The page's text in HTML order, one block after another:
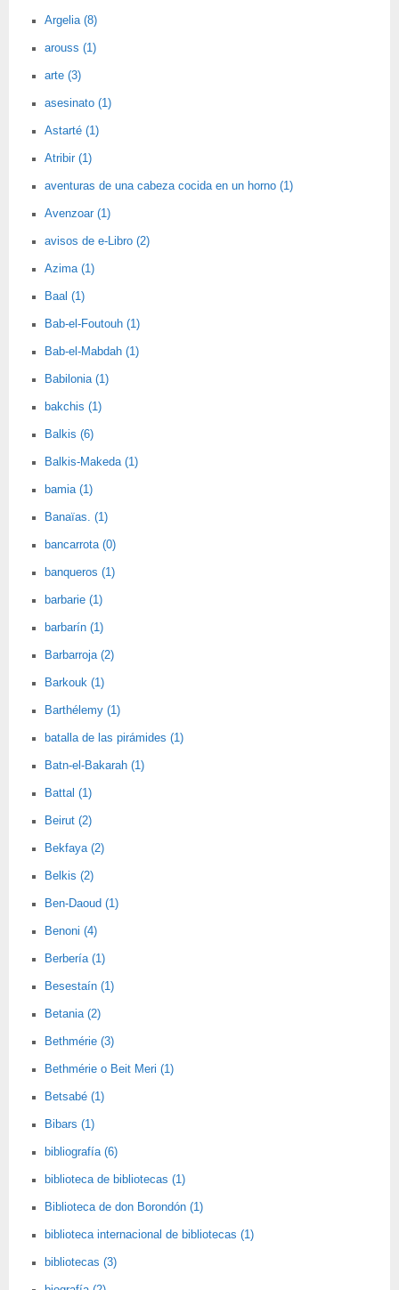
Argelia (8)
arouss (1)
arte (3)
asesinato (1)
Astarté (1)
Atribir (1)
aventuras de una cabeza cocida en un horno (1)
Avenzoar (1)
avisos de e-Libro (2)
Azima (1)
Baal (1)
Bab-el-Foutouh (1)
Bab-el-Mabdah (1)
Babilonia (1)
bakchis (1)
Balkis (6)
Balkis-Makeda (1)
bamia (1)
Banaïas. (1)
bancarrota (0)
banqueros (1)
barbarie (1)
barbarín (1)
Barbarroja (2)
Barkouk (1)
Barthélemy (1)
batalla de las pirámides (1)
Batn-el-Bakarah (1)
Battal (1)
Beirut (2)
Bekfaya (2)
Belkis (2)
Ben-Daoud (1)
Benoni (4)
Berbería (1)
Besestaín (1)
Betania (2)
Bethmérie (3)
Bethmérie o Beit Meri (1)
Betsabé (1)
Bibars (1)
bibliografía (6)
biblioteca de bibliotecas (1)
Biblioteca de don Borondón (1)
biblioteca internacional de bibliotecas (1)
bibliotecas (3)